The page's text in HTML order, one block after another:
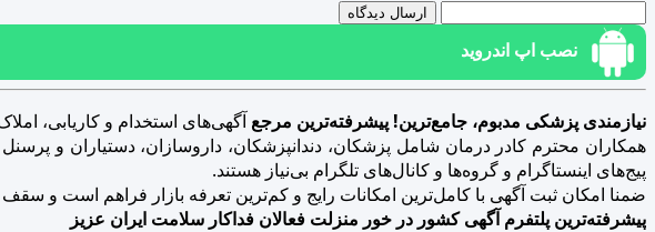
ارسال دیدگاه
نصب اپ اندروید
نیازمندی پزشکی مدبوم، جامع‌ترین! پیشرفته‌ترین مرجع آگهی‌های استخدام و کاریابی،
همکاران محترم کادر درمان شامل پزشکان، دندانپزشکان، داروسازان، دستیاران و پرسنل
پیج‌های اینستاگرام و گروه‌ها و کانال‌های تلگرام بی‌نیاز هستند.
ضمنا امکان ثبت آگهی با کامل‌ترین امکانات رایج و کم‌ترین تعرفه بازار فراهم است و سقف افزایش تعرفه
پیشرفته‌ترین پلتفرم آگهی کشور در خور منزلت فعالان فداکار سلامت ایران عزیز